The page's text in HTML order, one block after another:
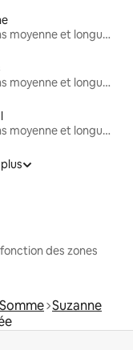
Locations moyenne et longue durée
Locations moyenne et longue durée
Locations moyenne et longue durée
des zones
Somme Suzanne